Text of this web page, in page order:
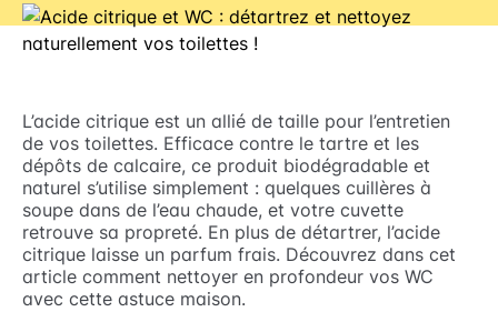
L’acide citrique est un allié de taille pour l’entretien
de vos toilettes. Efficace contre le tartre et les
dépôts de calcaire, ce produit biodégradable et
naturel s’utilise simplement : quelques cuillères à
soupe dans de l’eau chaude, et votre cuvette
retrouve sa propreté. En plus de détartrer, l’acide
citrique laisse un parfum frais. Découvrez dans cet
article comment nettoyer en profondeur vos WC
avec cette astuce maison.